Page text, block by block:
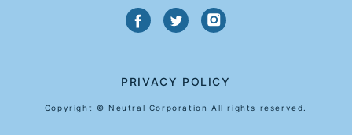
PRIVACY POLICY
Copyright © Neutral Corporation All rights reserved.